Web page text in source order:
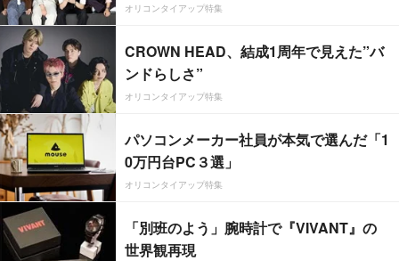
オリコンタイアップ特集
CROWN HEAD、結成1周年で見えた”バ
ンドらしさ”
オリコンタイアップ特集
パソコンメーカー社員が本気で選んだ「1
0万円台PC３選」
オリコンタイアップ特集
「別班のよう」腕時計で『VIVANT』の
世界観再現